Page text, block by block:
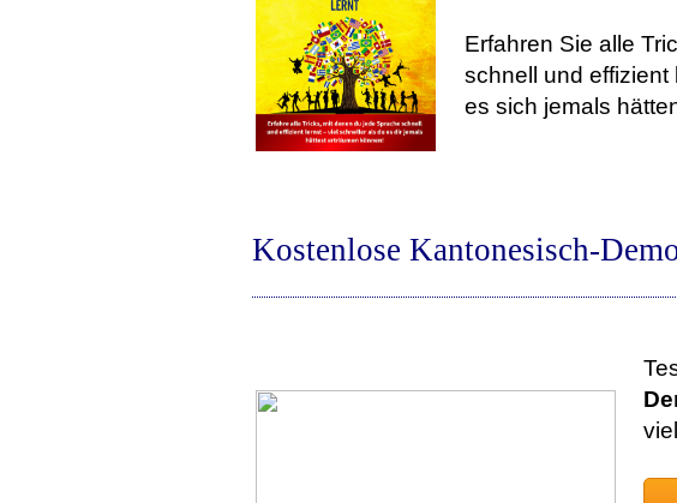
Erfahren Sie alle
schnell und
es sich jemals
Kostenlose Kantonesisch-